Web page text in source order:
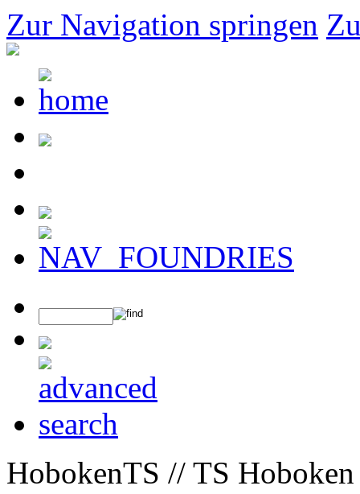
Zur Navigation springen
HobokenTS // TS